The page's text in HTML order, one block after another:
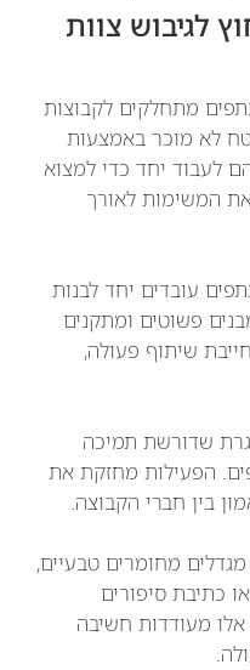
לגיבוש צוות
מתחלקים לקבוצות
לא מוכר באמצעות
לעבוד יחד כדי למצוא
המשימות לאורך
עובדים יחד לבנות
פשוטים ומתקנים
שיתוף פעולה,
שדורשת תמיכה
הפעילות מחזקת את
בין חברי הקבוצה.
מחומרים טבעיים,
כתיבת סיפורים
אלו מעודדות חשיבה